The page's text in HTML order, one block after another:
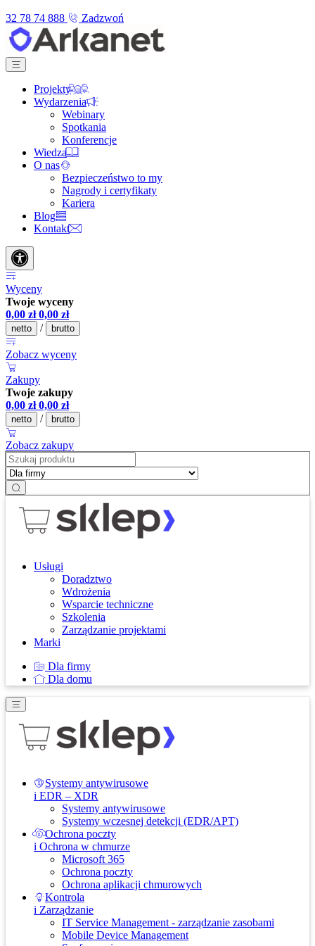
32 78 74 888
Zadzwoń
Projekty
Wydarzenia
Webinary
Spotkania
Konferencje
Wiedza
O nas
Bezpieczeństwo to my
Nagrody i certyfikaty
Kariera
Blog
Kontakt
Wyceny
Twoje wyceny
0,00 zł 0,00 zł
netto / brutto
Zobacz wyceny
Zakupy
Twoje zakupy
0,00 zł 0,00 zł
netto / brutto
Zobacz zakupy
Usługi
Doradztwo
Wdrożenia
Wsparcie techniczne
Szkolenia
Zarządzanie projektami
Marki
Dla firmy
Dla domu
Systemy antywirusowe
i EDR – XDR
Systemy antywirusowe
Systemy wczesnej detekcji (EDR/APT)
Ochrona poczty
i Ochrona w chmurze
Microsoft 365
Ochrona poczty
Ochrona aplikacji chmurowych
Kontrola
i Zarządzanie
IT Service Management - zarządzanie zasobami
Mobile Device Management